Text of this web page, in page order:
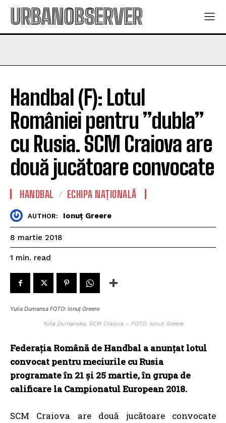
URBANOBSERVER
Handbal (F): Lotul
României pentru ”dubla”
cu Rusia. SCM Craiova are
două jucătoare convocate
HANDBAL ECHIPA NAȚIONALĂ
AUTHOR: Ionuț Greere
8 martie 2018
1 min. read
Yulia Dumansa FOTO: Ionuț Greere
Yulia Dumanska, SCM Craiova – FOTO: Ionuț Greere
Federaţia Română de Handbal a anunţat lotul
convocat pentru meciurile cu Rusia
programate în 21 şi 25 martie, în grupa de
calificare la Campionatul European 2018.
SCM Craiova are două jucătoare convocate